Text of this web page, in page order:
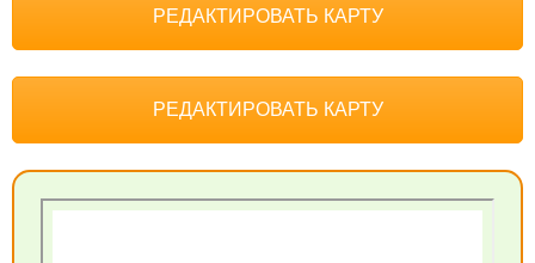
РЕДАКТИРОВАТЬ КАРТУ
РЕДАКТИРОВАТЬ КАРТУ